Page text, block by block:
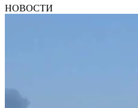
НОВОСТИ